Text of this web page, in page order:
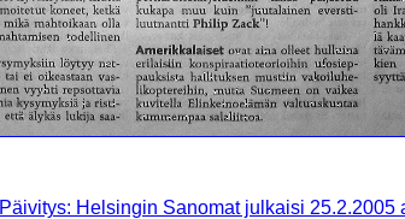
Päivitys: Helsingin Sanomat julkaisi 25.2.2005